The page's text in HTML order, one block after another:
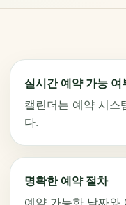
실시간 예약 가능 여
캘린더는 예약 시스
다.
명확한 예약 절차
예약 가능한 날짜와